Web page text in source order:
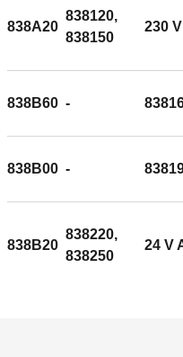
838A20
838120,
838150
230
838B60 -
838B00 -
838B20
838220,
838250
24 V